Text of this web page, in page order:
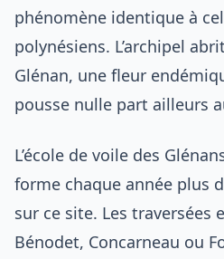
phénomène identique à
polynésiens. L’archipel
Glénan, une fleur
pousse nulle part ailleurs
L’école de voile des
forme chaque année plus
sur ce site. Les traversées
Bénodet, Concarneau ou